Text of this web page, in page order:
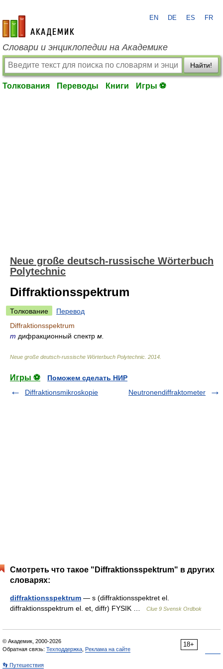
academic.ru
EN DE ES FR
Словари и энциклопедии на Академике
Найти!
Толкования Переводы Книги Игры ⚽
Neue große deutsch-russische Wörterbuch
Polytechnic
Diffraktionsspektrum
Толкование
Перевод
Diffraktionsspektrum
m дифракционный спектр м.
Neue große deutsch-russische Wörterbuch Polytechnic 2014
Игры ⚽
Поможем сделать НИР
Diffraktionsmikroskopie
Neutronendiffraktometer
Смотреть что такое "Diffraktionsspektrum" в других
словарях:
diffraktionsspektrum — s (diffraktionsspektret el.
diffraktionsspektrum el. et, diffr) FYSIK …
Clue 9 Svensk Ordbok
18+
© Академик, 2000-2026
Обратная связь: Техподдержка Реклама на сайте
👣 Путешествия